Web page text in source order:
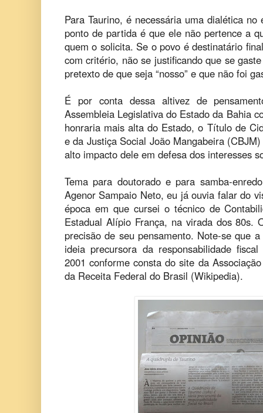
Para Taurino, é necessária uma dialética
ponto de partida é que ele não pertence a
quem o solicita. Se o povo é destinatário
com critério, não se justificando que se
pretexto de que seja “nosso” e que não foi
É por conta dessa altivez de
Assembleia Legislativa do Estado da Bahia
honraria mais alta do Estado, o Título de
e da Justiça Social João Mangabeira
alto impacto dele em defesa dos interesses
Tema para doutorado e para samba-
Agenor Sampaio Neto, eu já ouvia falar do
época em que cursei o técnico de
Estadual Alípio França, na virada dos 80s.
precisão de seu pensamento. Note-se que
ideia precursora da responsabilidade
2001 conforme consta do site da
da Receita Federal do Brasil (Wikipedia).